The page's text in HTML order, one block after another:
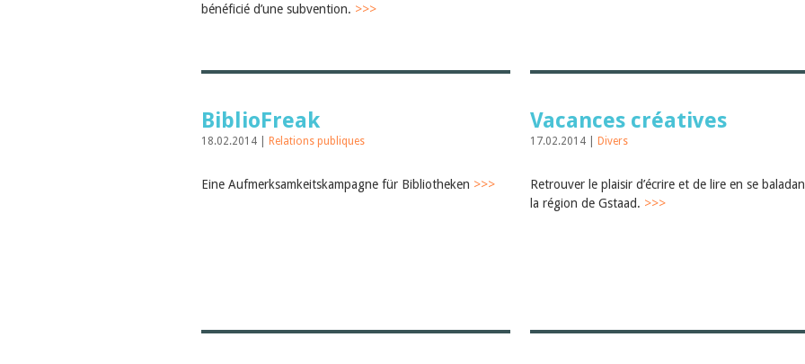
bénéficié d’une subvention. >>>
BiblioFreak
18.02.2014 | Relations publiques
Eine Aufmerksamkeitskampagne für Bibliotheken >>>
Vacances créatives
17.02.2014 | Divers
Retrouver le plaisir d’écrire et de lire en se
la région de Gstaad. >>>